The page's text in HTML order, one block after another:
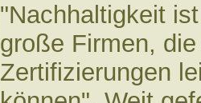
"Nachhaltigkeit
große Firmen,
Zertifizierungen